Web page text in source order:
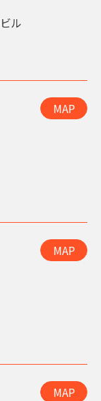
ル
MAP
MAP
MAP